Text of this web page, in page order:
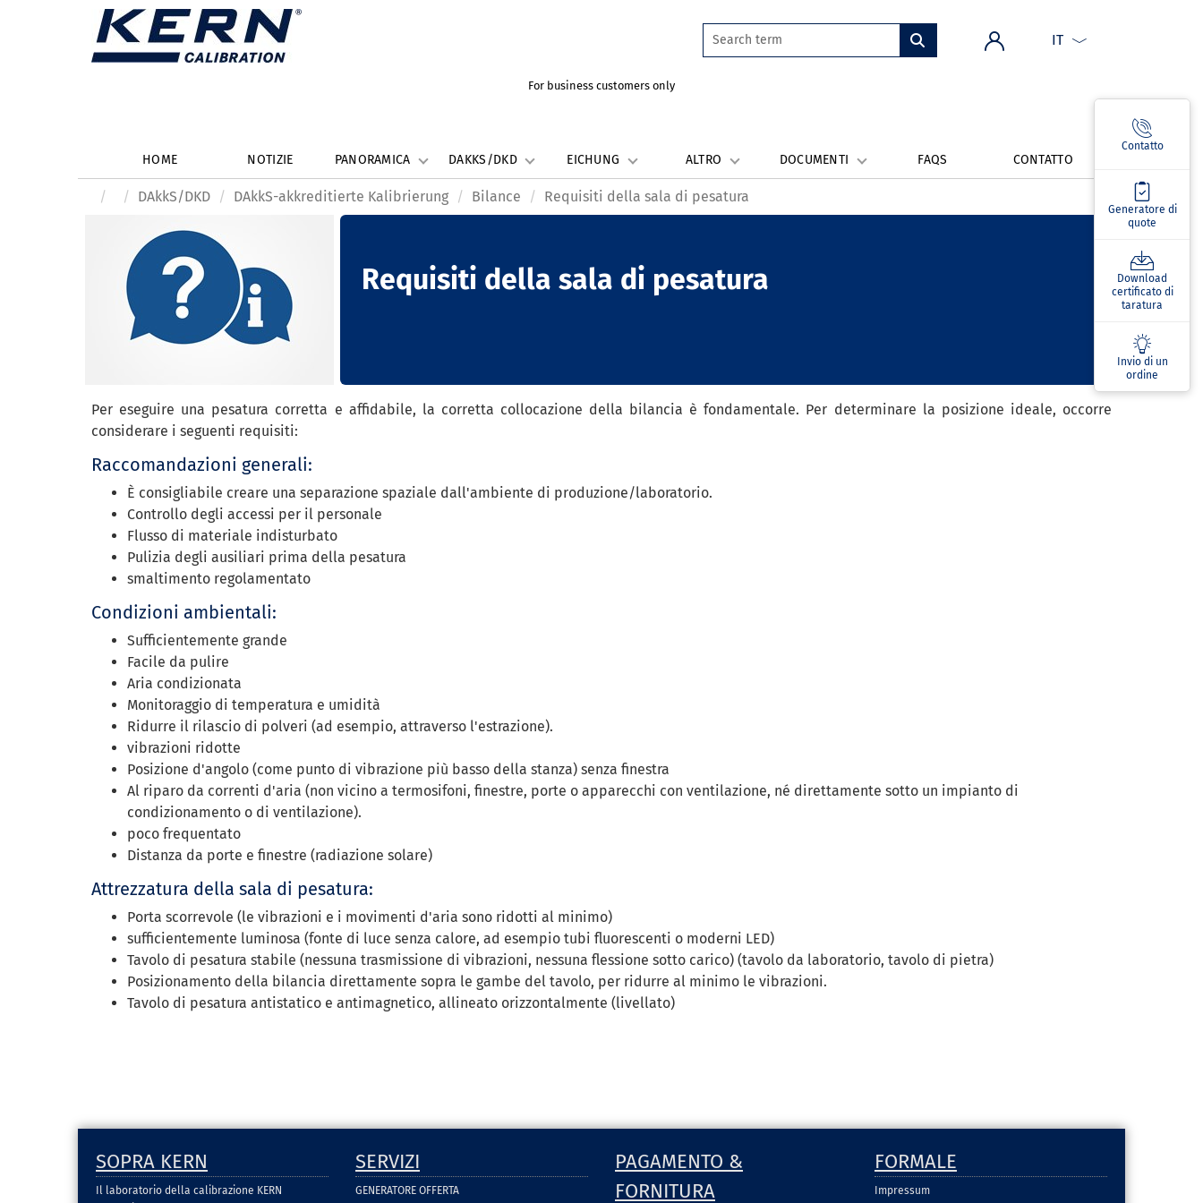
IT
For business customers only
Contatto
Generatore di
quote
Download
certificato di
taratura
Invio di un
ordine
HOME NOTIZIE PANORAMICA DAKKS/DKD EICHUNG ALTRO DOCUMENTI FAQS CONTATTO
DAkkS/DKD DAkkS-akkreditierte Kalibrierung Bilance Requisiti della sala di pesatura
Requisiti della sala di pesatura
Per eseguire una pesatura corretta e affidabile, la corretta collocazione della bilancia è fondamentale. Per determinare la posizione ideale, occorre
considerare i seguenti requisiti:
Raccomandazioni generali:
È consigliabile creare una separazione spaziale dall'ambiente di produzione/laboratorio.
Controllo degli accessi per il personale
Flusso di materiale indisturbato
Pulizia degli ausiliari prima della pesatura
smaltimento regolamentato
Condizioni ambientali:
Sufficientemente grande
Facile da pulire
Aria condizionata
Monitoraggio di temperatura e umidità
Ridurre il rilascio di polveri (ad esempio, attraverso l'estrazione).
vibrazioni ridotte
Posizione d'angolo (come punto di vibrazione più basso della stanza) senza finestra
Al riparo da correnti d'aria (non vicino a termosifoni, finestre, porte o apparecchi con ventilazione, né direttamente sotto un impianto di
condizionamento o di ventilazione).
poco frequentato
Distanza da porte e finestre (radiazione solare)
Attrezzatura della sala di pesatura:
Porta scorrevole (le vibrazioni e i movimenti d'aria sono ridotti al minimo)
sufficientemente luminosa (fonte di luce senza calore, ad esempio tubi fluorescenti o moderni LED)
Tavolo di pesatura stabile (nessuna trasmissione di vibrazioni, nessuna flessione sotto carico) (tavolo da laboratorio, tavolo di pietra)
Posizionamento della bilancia direttamente sopra le gambe del tavolo, per ridurre al minimo le vibrazioni.
Tavolo di pesatura antistatico e antimagnetico, allineato orizzontalmente (livellato)
SOPRA KERN
Il laboratorio della calibrazione KERN
SERVIZI
GENERATORE OFFERTA
PAGAMENTO &
FORNITURA
FORMALE
Impressum